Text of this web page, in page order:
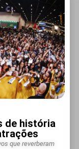
de história
que reverberam